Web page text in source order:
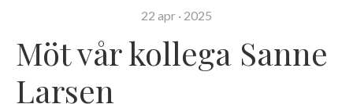
22 apr · 2025
Möt vår kollega Sanne
Larsen